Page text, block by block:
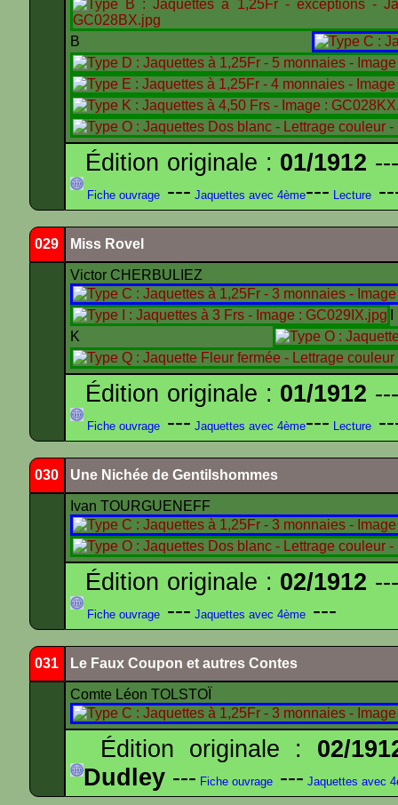
B
Édition originale : 01/1912
Fiche ouvrage --- Jaquettes avec 4ème--- Lecture
029 Miss Rovel
Victor CHERBULIEZ
K
Édition originale : 01/1912
Fiche ouvrage --- Jaquettes avec 4ème--- Lecture
030 Une Nichée de Gentilshommes
Ivan TOURGUENEFF
Édition originale : 02/1912
Fiche ouvrage --- Jaquettes avec 4ème ---
031 Le Faux Coupon et autres Contes
Comte Léon TOLSTOÏ
Édition originale : 02/
Dudley --- Fiche ouvrage --- Jaquettes avec